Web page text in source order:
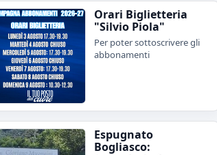
Orari Biglietteria
"Silvio Piola"
Per poter sottoscrivere gli
abbonamenti
Espugnato
Bogliasco: